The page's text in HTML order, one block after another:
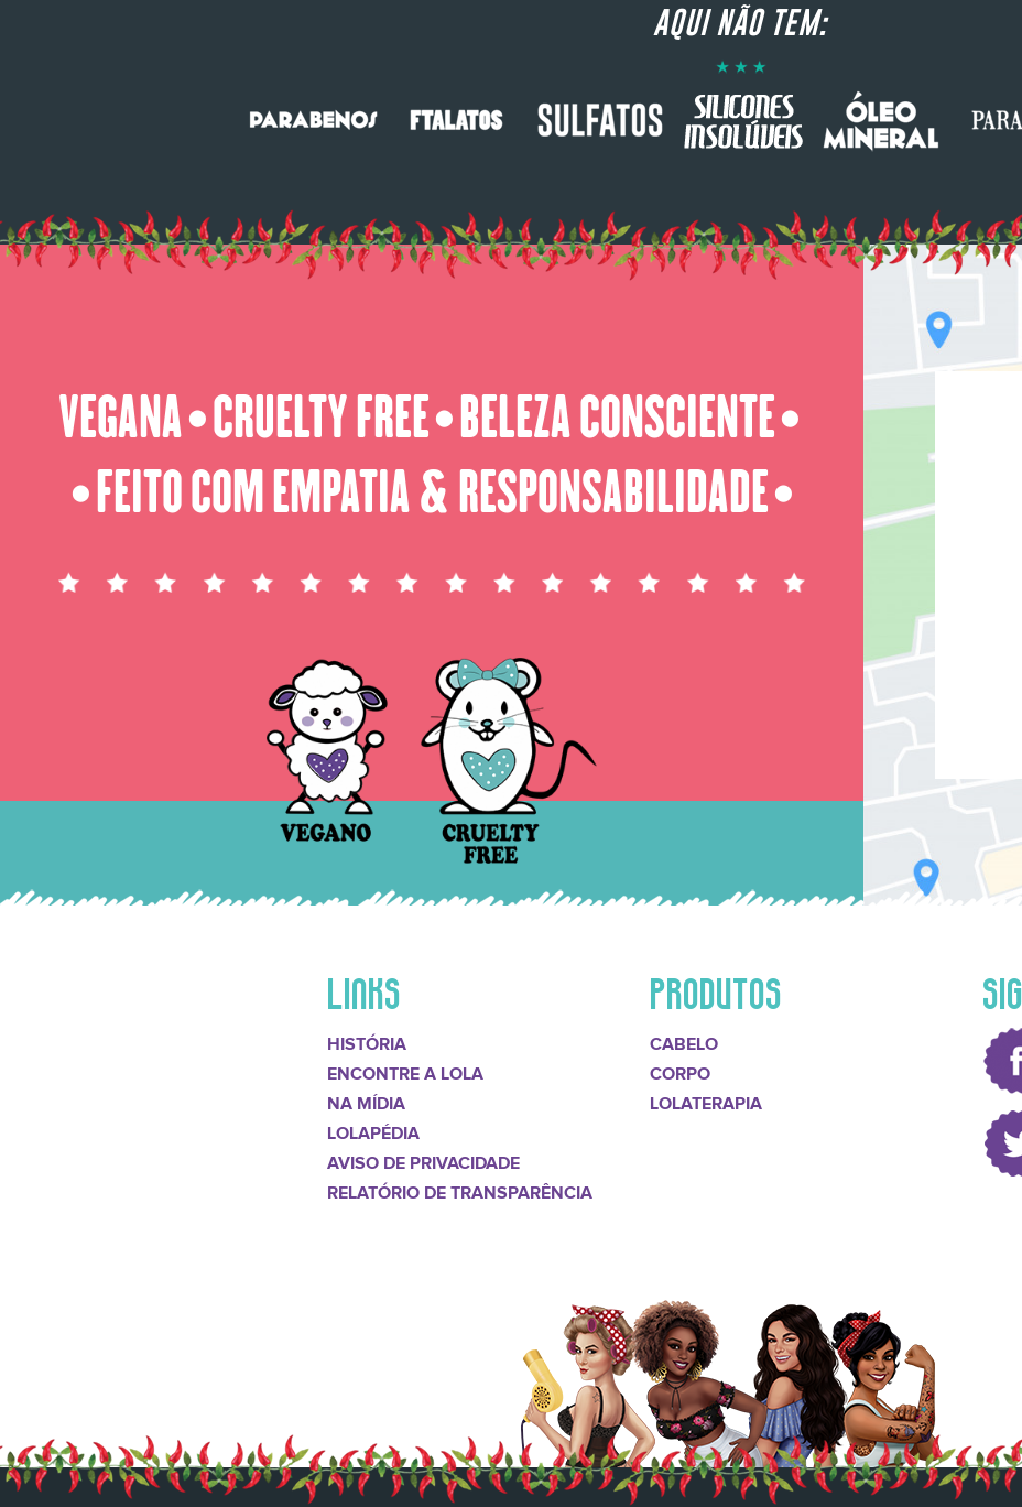
AQUI NÃO TEM:
VEGANA ⬤ CRUELTY FREE ⬤ BELEZA CONSCIENTE ⬤
⬤ FEITO COM EMPATIA & RESPONSABILIDADE ⬤
LINKS
HISTÓRIA
ENCONTRE A LOLA
NA MÍDIA
LOLAPÉDIA
AVISO DE PRIVACIDADE
RELATÓRIO DE TRANSPARÊNCIA
PRODUTOS
CABELO
CORPO
LOLATERAPIA